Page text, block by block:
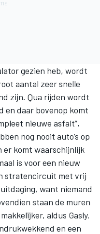
gezien heb, wordt
aantal zeer snelle
zijn. Qua rijden wordt
en daar bovenop komt
nieuwe asfalt”,
nog nooit auto’s op
er komt waarschijnlijk
is voor een nieuw
stratencircuit met vrij
want niemand
staan de muren
aldus Gasly.
en een